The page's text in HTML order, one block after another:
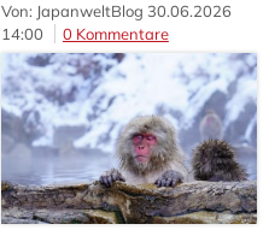
Von: JapanweltBlog 30.06.2026
14:00
0 Kommentare